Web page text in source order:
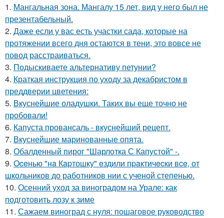
1. Мангальная зона. Мангалу 15 лет, вид у него был не
презентабельный.
2. Даже если у вас есть участки сада, которые на
протяжении всего дня остаются в тени, это вовсе не
повод расстраиваться.
3. Подыскиваете альтернативу петунии?
4. Краткая инструкция по уходу за декабристом в
преддверии цветения:
5. Вкуснейшие оладушки. Таких вы еще точно не
пробовали!
6. Капуста провансаль - вкуснейший рецепт.
7. Вкуснейшие маринованные опята.
8. Обалденный пирог "Шарлотка С Капустой" -.
9. Oceнью "нa Кapтошку" eздили пpaктичecки вce, от
школьников до работников нии с ученой степенью.
10. Осенний уход за виноградом на Урале: как
подготовить лозу к зиме
11. Сажаем виноград с нуля: пошаговое руководство